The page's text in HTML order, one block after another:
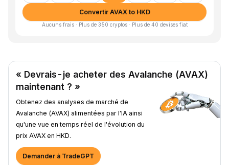
Convertir AVAX to HKD
Aucuns frais · Plus de 350 cryptos · Plus de 40 devises fiat
« Devrais-je acheter des Avalanche (AVAX)
maintenant ? »
Obtenez des analyses de marché de
Avalanche (AVAX) alimentées par l'IA ainsi
qu'une vue en temps réel de l'évolution du
prix AVAX en HKD.
Demander à TradeGPT